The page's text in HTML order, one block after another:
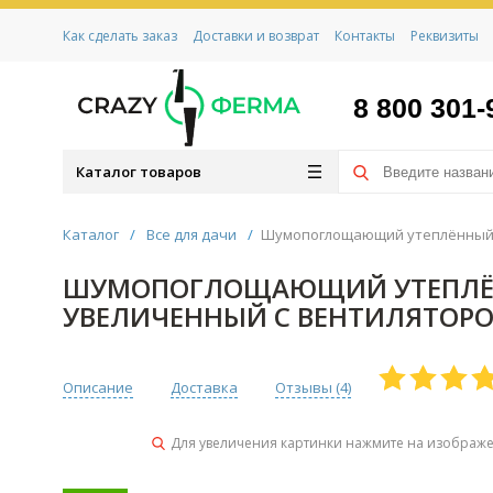
Как сделать заказ Доставки и возврат Контакты Реквизиты
8 800 301-
Каталог товаров
Каталог / Все для дачи / Шумопоглощающий утеплённый
ШУМОПОГЛОЩАЮЩИЙ
УВЕЛИЧЕННЫЙ С
Описание Доставка Отзывы (4)
Для увеличения картинки нажмите на